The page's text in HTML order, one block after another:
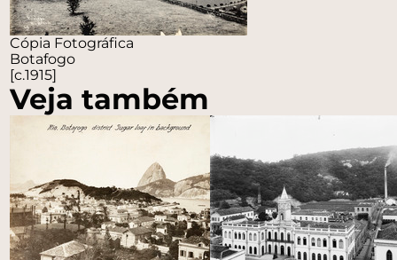
Cópia Fotográfica
Botafogo
[c.1915]
Veja também